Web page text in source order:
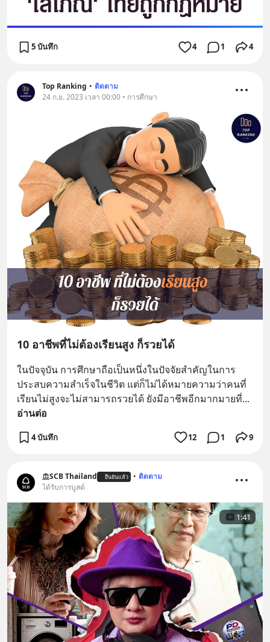
5 บันทึก 4 1 4
Top Ranking • ติดตาม
24 ก.ย. 2023 เวลา 00:00 • การศึกษา
10 อาชีพที่ไม่ต้องเรียนสูง ก็รวยได้
ในปัจจุบัน การศึกษาถือเป็นหนึ่งในปัจจัยสำคัญในการ
ประสบความสำเร็จในชีวิต แต่ก็ไม่ได้หมายความว่าคนที่
เรียนไม่สูงจะไม่สามารถรวยได้ ยังมีอาชีพอีกมากมายที่
อ่านต่อ
4 บันทึก 12 1 9
SCB Thailand ยืนยันแล้ว • ติดตาม
ได้รับการบูสต์
1:41